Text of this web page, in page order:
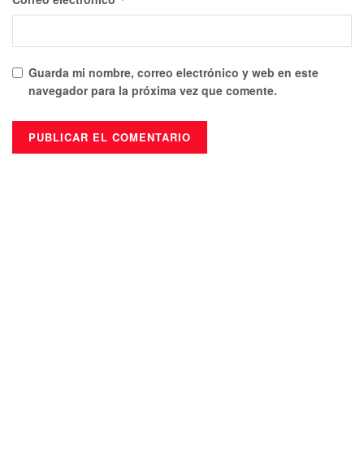
Guarda mi nombre, correo electrónico y web en este
navegador para la próxima vez que comente.